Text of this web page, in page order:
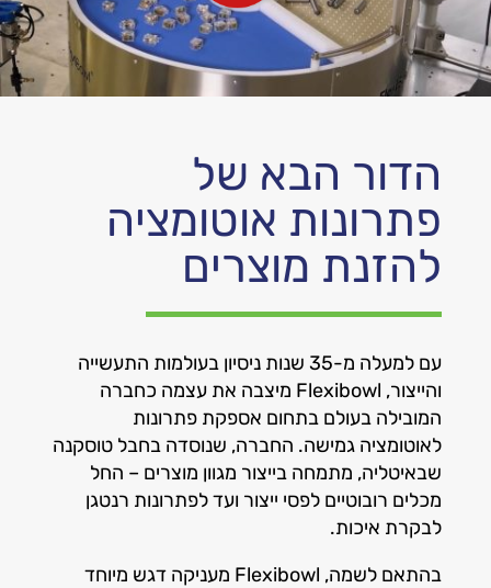
הדור הבא של
פתרונות אוטומציה
להזנת מוצרים
עם למעלה מ-35 שנות ניסיון בעולמות התעשייה
והייצור, Flexibowl מיצבה את עצמה כחברה
המובילה בעולם בתחום אספקת פתרונות
לאוטומציה גמישה. החברה, שנוסדה בחבל טוסקנה
שבאיטליה, מתמחה בייצור מגוון מוצרים – החל
מכלים רובוטיים לפסי ייצור ועד לפתרונות רנטגן
לבקרת איכות.
בהתאם לשמה, Flexibowl מעניקה דגש מיוחד